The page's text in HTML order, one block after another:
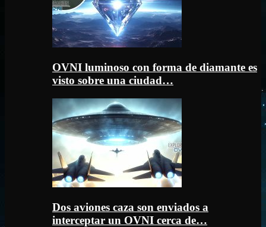
OVNI luminoso con forma de diamante es
visto sobre una ciudad…
Dos aviones caza son enviados a
interceptar un OVNI cerca de…